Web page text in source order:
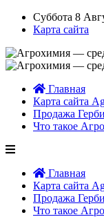
Суббота 8
Карта сайта
Главная
Карта сайта
Продажа
Что такое
Главная
Карта сайта
Продажа
Что такое